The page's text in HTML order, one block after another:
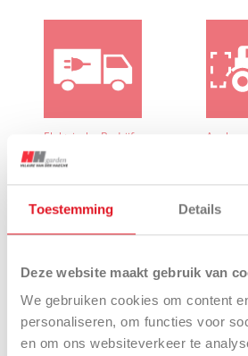
Toestemming Details
Deze website maakt gebruik van
We gebruiken cookies om content
personaliseren, om functies voor
en om ons websiteverkeer te
Elektrische Bedrijfswagens
Maaiers